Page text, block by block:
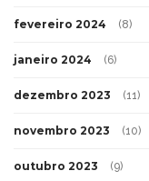
fevereiro 2024 (8)
janeiro 2024 (6)
dezembro 2023 (11)
novembro 2023 (10)
outubro 2023 (9)